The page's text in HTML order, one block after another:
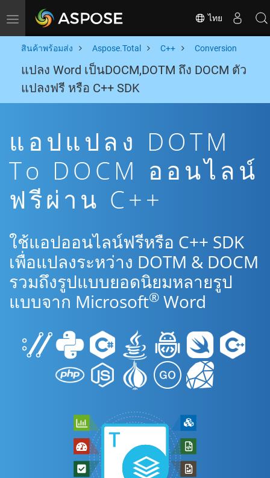
Toggle navigation ไทย
สินค้าพร้อมส่ง Aspose.Total C++ Conversion
แปลง Word เป็นDOCM,DOTM ถึง DOCM ตัว
แปลงฟรี หรือ C++ SDK
แอปแปลง DOTM
To DOCM ออนไลน์
ฟรีผ่าน C++
ใช้แอปออนไลน์ฟรีหรือ C++ SDK
เพื่อแปลงระหว่าง DOTM & DOCM
รวมถึงรูปแบบยอดนิยมหลายรูป
แบบจาก Microsoft® Word